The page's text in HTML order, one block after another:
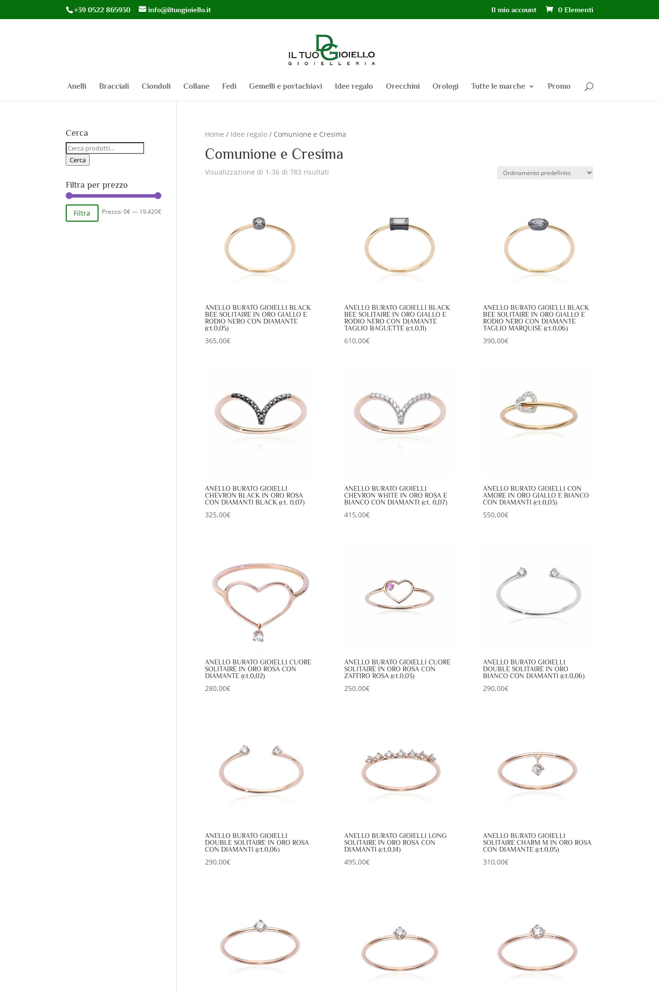
+39 0522 865930 info@iltuogioiello.it Il mio account 0 Elementi
Anelli Bracciali Ciondoli Collane Fedi Gemelli e portachiavi Idee regalo Orecchini Orologi Tutte le marche Promo
Home / Idee regalo/ Comunione e Cresima
Comunione e Cresima
Visualizzazione di 1-36 di 783 risultati
ANELLO BURATO GIOIELLI BLACK
BEE SOLITAIRE IN ORO GIALLO E
RODIO NERO CON DIAMANTE
(ct.0,05)
365,00€
ANELLO BURATO GIOIELLI BLACK
BEE SOLITAIRE IN ORO GIALLO E
RODIO NERO CON DIAMANTE
TAGLIO BAGUETTE (ct.0,11)
610,00€
ANELLO BURATO GIOIELLI BLACK
BEE SOLITAIRE IN ORO GIALLO E
RODIO NERO CON DIAMANTE
TAGLIO MARQUISE (ct.0,06)
390,00€
ANELLO BURATO GIOIELLI
CHEVRON BLACK IN ORO ROSA
CON DIAMANTI BLACK (ct. 0,07)
325,00€
ANELLO BURATO GIOIELLI
CHEVRON WHITE IN ORO ROSA E
BIANCO CON DIAMANTI (ct. 0,07)
415,00€
ANELLO BURATO GIOIELLI CON
AMORE IN ORO GIALLO E BIANCO
CON DIAMANTI (ct.0,03)
550,00€
ANELLO BURATO GIOIELLI CUORE
SOLITAIRE IN ORO ROSA CON
DIAMANTE (ct.0,02)
280,00€
ANELLO BURATO GIOIELLI CUORE
SOLITAIRE IN ORO ROSA CON
ZAFFIRO ROSA (ct.0,03)
250,00€
ANELLO BURATO GIOIELLI
DOUBLE SOLITAIRE IN ORO
BIANCO CON DIAMANTI (ct.0,06)
290,00€
ANELLO BURATO GIOIELLI
DOUBLE SOLITAIRE IN ORO ROSA
CON DIAMANTI (ct.0,06)
290,00€
ANELLO BURATO GIOIELLI LONG
SOLITAIRE IN ORO ROSA CON
DIAMANTI (ct.0,14)
495,00€
ANELLO BURATO GIOIELLI
SOLITAIRE CHARM M IN ORO ROSA
CON DIAMANTE (ct.0,05)
310,00€
Cerca
Cerca:
Cerca
Filtra per prezzo
Prezzo
Prezzo
Filtra Prezzo:0€— 19.420€